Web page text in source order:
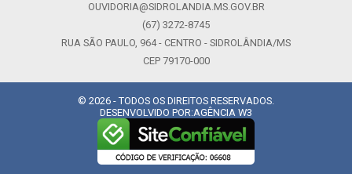
OUVIDORIA@SIDROLANDIA.MS.GOV.BR
(67) 3272-8745
RUA SÃO PAULO, 964 - CENTRO - SIDROLÂNDIA/MS
CEP 79170-000
© 2026 - TODOS OS DIREITOS RESERVADOS.
DESENVOLVIDO POR:AGÊNCIA W3